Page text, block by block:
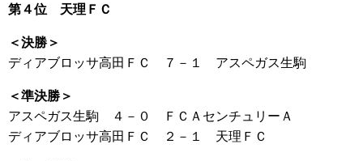
第４位 天理ＦＣ
＜決勝＞
ディアブロッサ高田ＦＣ ７－１ アスペガス生駒
＜準決勝＞
アスペガス生駒 ４－０ ＦＣＡセンチュリーＡ
ディアブロッサ高田ＦＣ ２－１ 天理ＦＣ